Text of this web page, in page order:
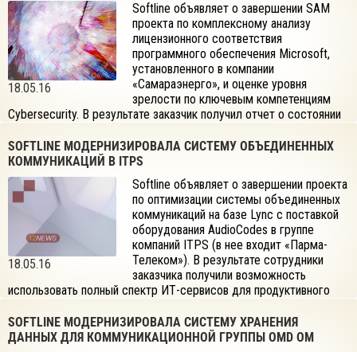
18.05.16
Softline объявляет о завершении SAM
проекта по комплексному анализу
лицензионного соответствия
программного обеспечения Microsoft,
установленного в компании
«Самараэнерго», и оценке уровня
зрелости по ключевым компетенциям
Cybersecurity. В результате заказчик получил отчет о состоянии
обеспечения кибербезопасности.
SOFTLINE МОДЕРНИЗИРОВАЛА СИСТЕМУ ОБЪЕДИНЕННЫХ
КОММУНИКАЦИЙ В ITPS
18.05.16
Softline объявляет о завершении проекта
по оптимизации системы объединенных
коммуникаций на базе Lync с поставкой
оборудования AudioCodes в группе
компаний ITPS (в нее входит «Парма-
Телеком»). В результате сотрудники
заказчика получили возможность
использовать полный спектр ИТ-сервисов для продуктивного
SOFTLINE МОДЕРНИЗИРОВАЛА СИСТЕМУ ХРАНЕНИЯ
ДАННЫХ ДЛЯ КОММУНИКАЦИОННОЙ ГРУППЫ OMD OM